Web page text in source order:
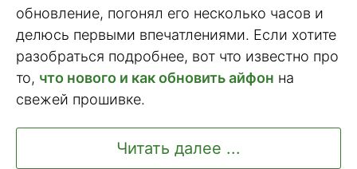
обновление, погонял его несколько часов и
делюсь первыми впечатлениями. Если хотите
разобраться подробнее, вот что известно про
то, что нового и как обновить айфон на
свежей прошивке.
Читать далее ...